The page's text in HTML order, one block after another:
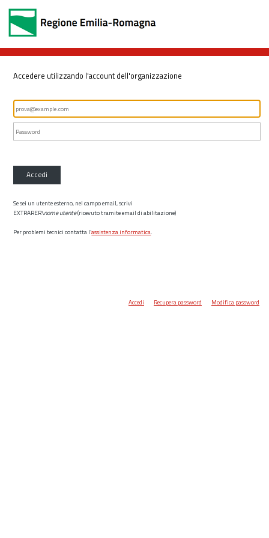
Accedere utilizzando l'account dell'organizzazione
Accedi
Se sei un utente esterno, nel campo email, scrivi
EXTRARER\nome utente(ricevuto tramite email di abilitazione)
Per problemi tecnici contatta l’assistenza informatica.
Accedi Recupera password Modifica password